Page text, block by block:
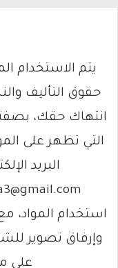
انتهاك حقك،
التي تظهر على
البريد
استخدام المواد،
وإرفاق تصوير
على